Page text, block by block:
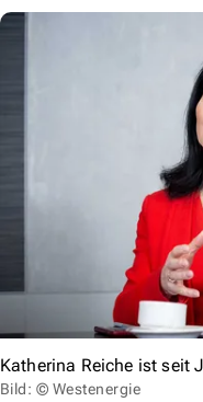
Katherina Reiche ist seit
Bild: © Westenergie